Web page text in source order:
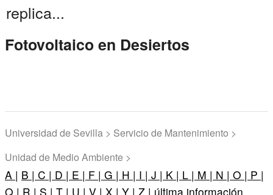
replica...
Fotovoltaico en Desiertos
Universidad de Sevilla > Servicio de Mantenimiento >
Unidad de Medio Ambiente >
A | B | C | D | E | F | G | H | I | J | K | L | M | N | O | P |
Q | R | S | T | U | V | X | Y | Z | última información